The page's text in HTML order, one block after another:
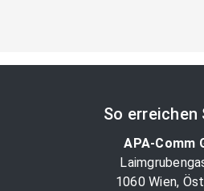
So erreichen
APA-Comm
1060 Wien,